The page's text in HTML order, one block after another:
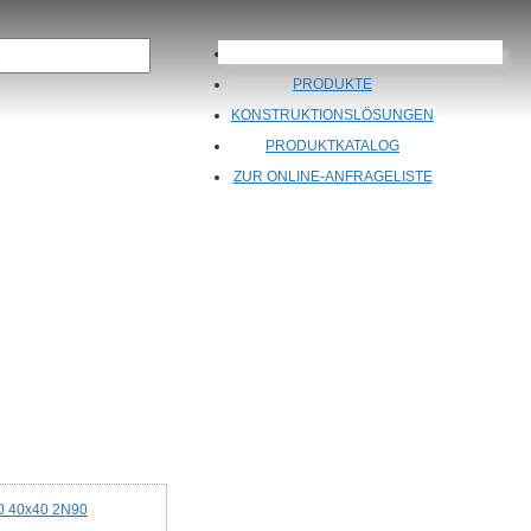
PRODUKTE
KONSTRUKTIONSLÖSUNGEN
PRODUKTKATALOG
ZUR ONLINE-ANFRAGELISTE